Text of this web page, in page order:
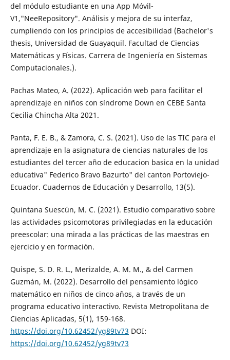
del módulo estudiante en una App Móvil-
V1,"NeeRepository". Análisis y mejora de su interfaz,
cumpliendo con los principios de accesibilidad (Bachelor's
thesis, Universidad de Guayaquil. Facultad de Ciencias
Matemáticas y Físicas. Carrera de Ingeniería en Sistemas
Computacionales.).
Pachas Mateo, A. (2022). Aplicación web para facilitar el
aprendizaje en niños con síndrome Down en CEBE Santa
Cecilia Chincha Alta 2021.
Panta, F. E. B., & Zamora, C. S. (2021). Uso de las TIC para el
aprendizaje en la asignatura de ciencias naturales de los
estudiantes del tercer año de educacion basica en la unidad
educativa" Federico Bravo Bazurto" del canton Portoviejo-
Ecuador. Cuadernos de Educación y Desarrollo, 13(5).
Quintana Suescún, M. C. (2021). Estudio comparativo sobre
las actividades psicomotoras privilegiadas en la educación
preescolar: una mirada a las prácticas de las maestras en
ejercicio y en formación.
Quispe, S. D. R. L., Merizalde, A. M. M., & del Carmen
Guzmán, M. (2022). Desarrollo del pensamiento lógico
matemático en niños de cinco años, a través de un
programa educativo interactivo. Revista Metropolitana de
Ciencias Aplicadas, 5(1), 159-168.
https://doi.org/10.62452/yg89tv73 DOI:
https://doi.org/10.62452/yg89tv73